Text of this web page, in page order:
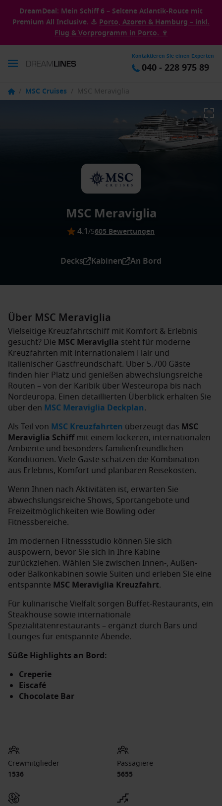
DreamDeal: Mein Schiff 6 – Seltene Atlantik-Route mit
Premium All Inclusive. ⚓ Porto, Azoren & Hamburg – inkl.
Flug & Vorprogramm in Porto. 🍷
Kontaktieren Sie einen Experten
040 - 228 975 89
/ MSC Cruises / MSC Meraviglia
MSC Meraviglia
4.1/5605 Bewertungen
Decks Kabinen An Bord
Über MSC Meraviglia
Vielseitige Kreuzfahrtschiff mit Komfort & Erlebnis
gesucht? Die MSC Meraviglia steht für moderne
Kreuzfahrten mit internationalem Flair und
italienischer Gastfreundschaft. Über 5.700 Gäste
finden hier Platz und genießen abwechslungsreiche
Routen – von der Karibik über Westeuropa bis nach
Nordeuropa. Einen detaillierten Überblick erhalten Sie
über den MSC Meraviglia Deckplan.
Als Teil von MSC Kreuzfahrten überzeugt das MSC
Meraviglia Schiffmit einem lockeren, internationalen
Ambiente und besonders familienfreundlichen
Konditionen. Viele Gäste schätzen die Kombination
aus Erlebnis, Komfort und planbaren Reisekosten.
Wenn Ihnen nach Aktivitäten ist, erwarten Sie
abwechslungsreiche Shows, Sportangebote und
Freizeitmöglichkeiten wie Bowling oder
Fitnessbereiche.
Im modernen Fitnessstudio können Sie sich
auspowern, bevor Sie sich in Ihre Kabine
zurückziehen. Wählen Sie zwischen Innen-, Außen-
oder Balkonkabinen sowie Suiten und erleben Sie eine
entspannte MSC Meraviglia Kreuzfahrt.
Für kulinarische Vielfalt sorgen Buffet-Restaurants, ein
Steakhouse sowie internationale
Spezialitätenrestaurants – ergänzt durch Bars und
Lounges für entspannte Abende.
Süße Highlights an Bord:
Creperie
Eiscafé
Chocolate Bar
Crewmitglieder
1536
Passagiere
5655